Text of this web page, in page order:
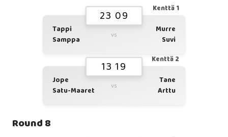
Kenttä 1
23 09
Tappi
Samppa
vs
Murre
Suvi
Kenttä 2
13 19
Jope
Satu-Maaret
vs
Tane
Arttu
Round 8